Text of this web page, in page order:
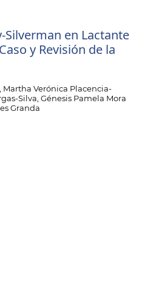
Silverman en Lactante
y Revisión de la
Martha Verónica Placencia-
Silva, Génesis Pamela Mora
Granda